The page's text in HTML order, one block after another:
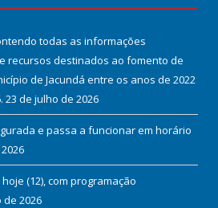
todas as informações
recursos destinados ao fomento de
de Jacundá entre os anos de 2022
23 de julho de 2026
e passa a funcionar em horário
(12), com programação
de 2026